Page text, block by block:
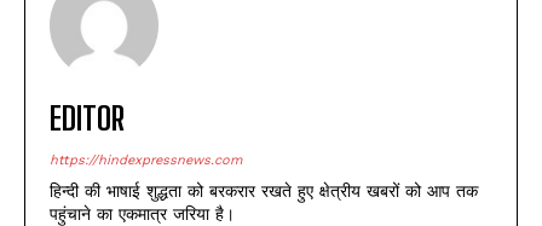
EDITOR
https://hindexpressnews.com
हिन्दी की भाषाई शुद्धता को बरकरार रखते हुए क्षेत्रीय खबरों को आप तक
पहुंचाने का एकमात्र जरिया है।